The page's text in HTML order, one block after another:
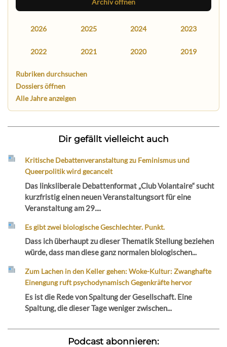
Archiv öffnen
2026 2025 2024 2023
2022 2021 2020 2019
Rubriken durchsuchen
Dossiers öffnen
Alle Jahre anzeigen
Dir gefällt vielleicht auch
Kritische Debattenveranstaltung zu Feminismus und
Queerpolitik wird gecancelt
Das linksliberale Debattenformat „Club Volantaire“ sucht
kurzfristig einen neuen Veranstaltungsort für eine
Veranstaltung am 29....
Es gibt zwei biologische Geschlechter. Punkt.
Dass ich überhaupt zu dieser Thematik Stellung beziehen
würde, dass man diese ganz normalen biologischen...
Zum Lachen in den Keller gehen: Woke-Kultur: Zwanghafte
Einengung ruft psychodynamisch Gegenkräfte hervor
Es ist die Rede von Spaltung der Gesellschaft. Eine
Spaltung, die dieser Tage weniger zwischen...
Podcast abonnieren: